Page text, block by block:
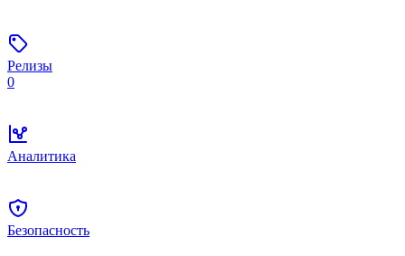
Релизы
0
Аналитика
Безопасность